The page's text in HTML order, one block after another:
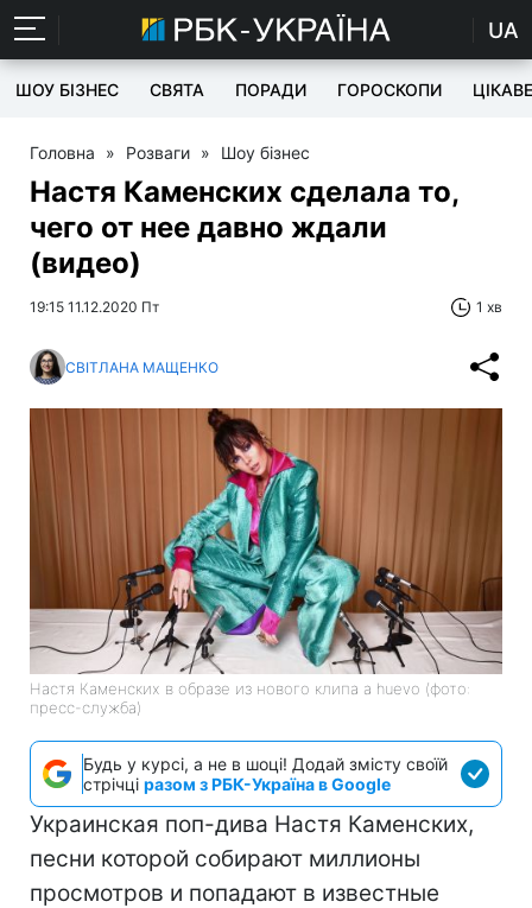
UA
ШОУ БІЗНЕС СВЯТА ПОРАДИ ГОРОСКОПИ ЦІКАВЕ
Головна » Розваги » Шоу бізнес
Настя Каменских сделала то,
чего от нее давно ждали
(видео)
19:15 11.12.2020 Пт 1 хв
СВІТЛАНА МАЩЕНКО
Настя Каменских в образе из нового клипа a huevo (фото:
пресс-служба)
Будь у курсі, а не в шоці! Додай змісту своїй
стрічці разом з РБК-Україна в Google
Украинская поп-дива Настя Каменских,
песни которой собирают миллионы
просмотров и попадают в известные